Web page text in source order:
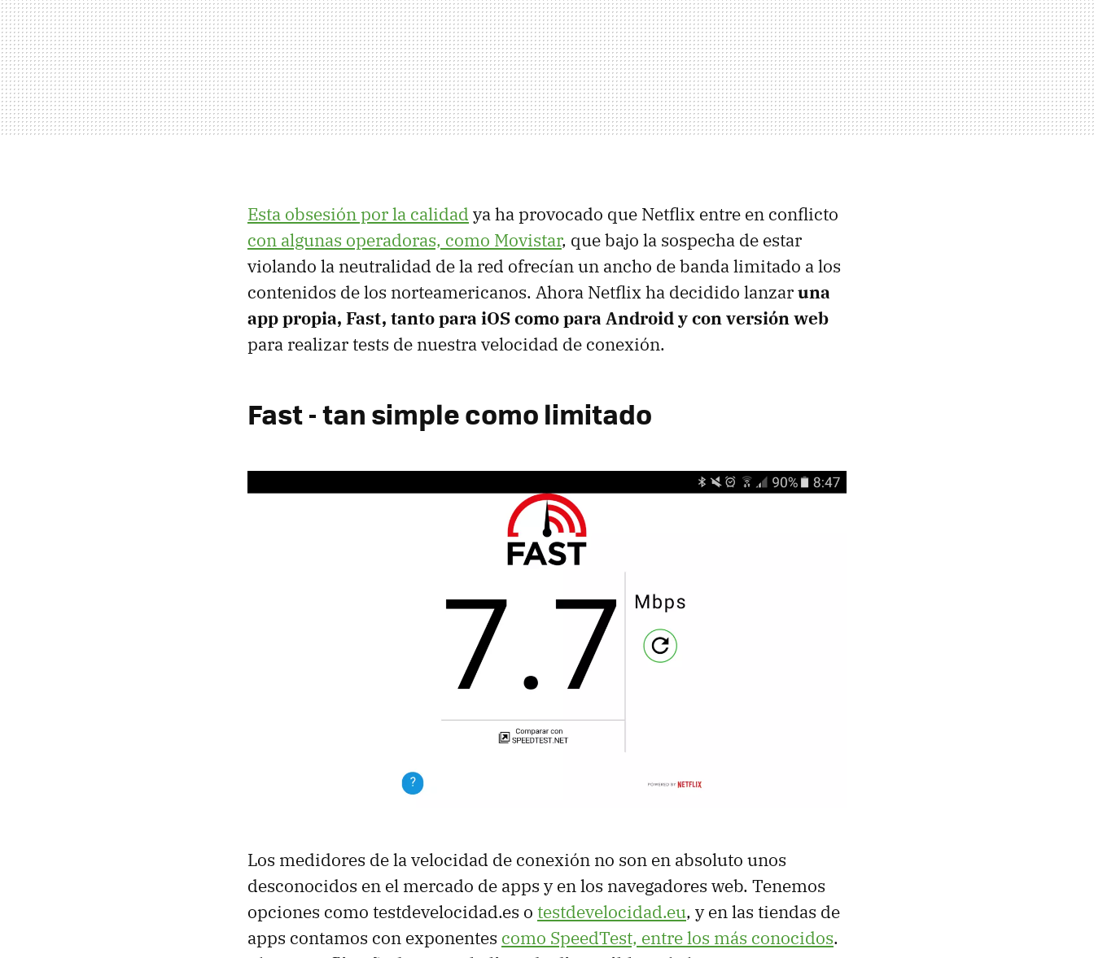
Esta obsesión por la calidad ya ha provocado que Netflix entre en conflicto
con algunas operadoras, como Movistar, que bajo la sospecha de estar
violando la neutralidad de la red ofrecían un ancho de banda limitado a los
contenidos de los norteamericanos. Ahora Netflix ha decidido lanzaruna
app propia, Fast, tanto para iOS como para Android y con versión web
para realizar tests de nuestra velocidad de conexión.
Fast - tan simple como limitado
Los medidores de la velocidad de conexión no son en absoluto unos
desconocidos en el mercado de apps y en los navegadores web. Tenemos
opciones como testdevelocidad.es o testdevelocidad.eu, y en las tiendas de
apps contamos con exponentes como SpeedTest, entre los más conocidos.